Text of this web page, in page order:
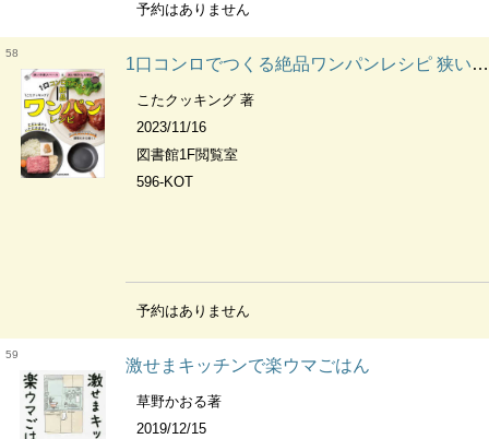
予約はありません
58
1口コンロでつくる絶品ワンパンレシピ 狭い作業スペース&洗い物から大解放!
こたクッキング 著
2023/11/16
図書館1F閲覧室
596-KOT
予約はありません
59
激せまキッチンで楽ウマごはん
草野かおる著
2019/12/15